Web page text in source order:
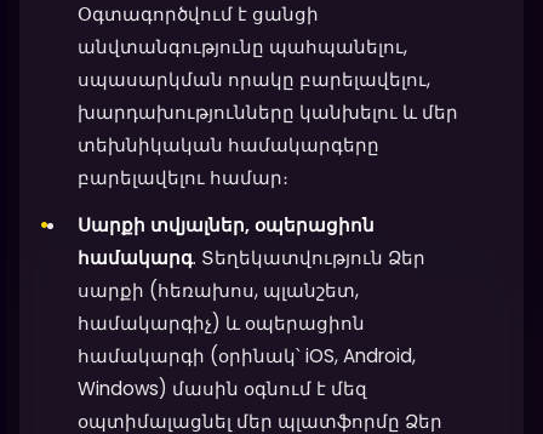
Օգտագործվում է ցանցի
անվտանգությունը պահպանելու,
սպասարկման որակը բարելավելու,
խարդախությունները կանխելու և մեր
տեխնիկական համակարգերը
բարելավելու համար։
Սարքի տվյալներ, օպերացիոն
համակարգ. Տեղեկատվություն Ձեր
սարքի (հեռախոս, պլանշետ,
համակարգիչ) և օպերացիոն
համակարգի (օրինակ՝ iOS, Android,
Windows) մասին օգնում է մեզ
օպտիմալացնել մեր պլատֆորմը Ձեր